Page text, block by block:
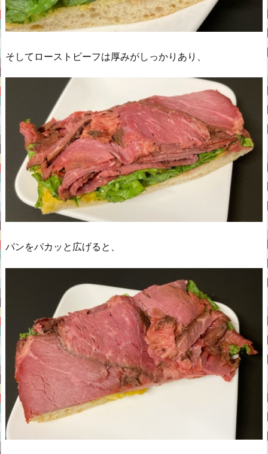
そしてローストビーフは厚みがしっかりあり、
パンをパカッと広げると、